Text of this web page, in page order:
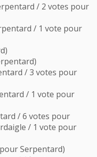
/ 2 votes pour
/ 1 vote pour
/ 3 votes pour
/ 1 vote pour
/ 6 votes pour
/ 1 vote pour
Serpentard)